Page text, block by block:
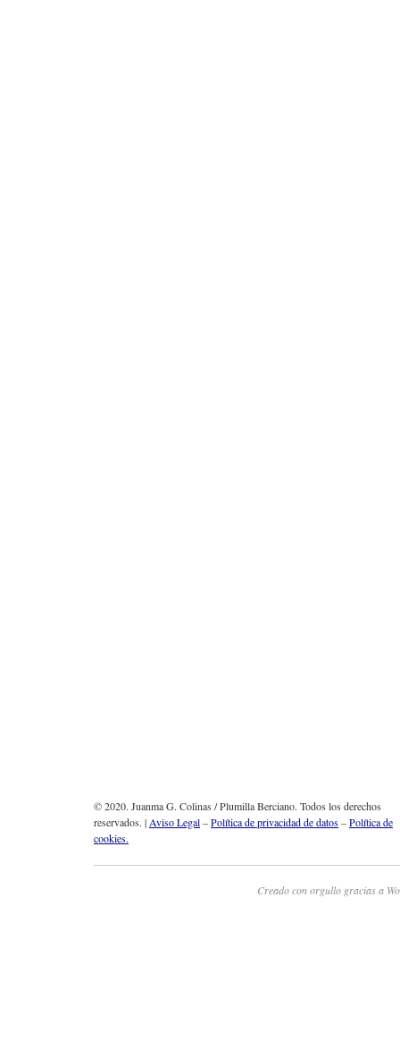
© 2020. Juanma G. Colinas / Plumilla Berciano. Todos los derechos
reservados. |Aviso Legal–Política de privacidad de datos–Política de
cookies.
Creado con orgullo gracias a